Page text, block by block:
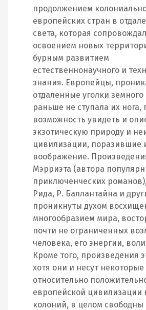
продолжением
европейских стран в
света, которая
освоением новых
бурным развитием
естественнонаучного и
знания. Европейцы,
отдаленные уголки
раньше не ступала их нога,
возможность увидеть и
экзотическую природу и
цивилизации, поразившие
воображение.
Мэрриэта (автора
приключенческих
Рида, Р. Баллантайна и
проникнуты духом
многообразием мира,
почти не ограниченных
человека, его энергии,
Кроме того, произведения
хотя они и несут
относительно
европейской цивилизации
колоний, в целом свободны